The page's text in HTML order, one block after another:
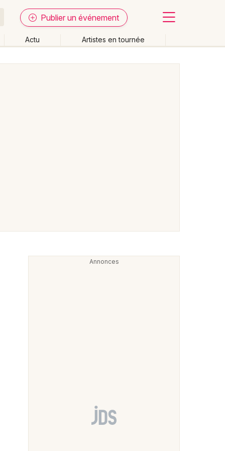
Publier un événement
Actu Artistes en tournée